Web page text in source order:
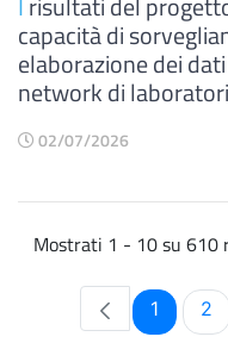
capacità di
elaborazione dei
network di
02/07/2026
Mostrati 1 - 10 su 610
Pagina
1 2